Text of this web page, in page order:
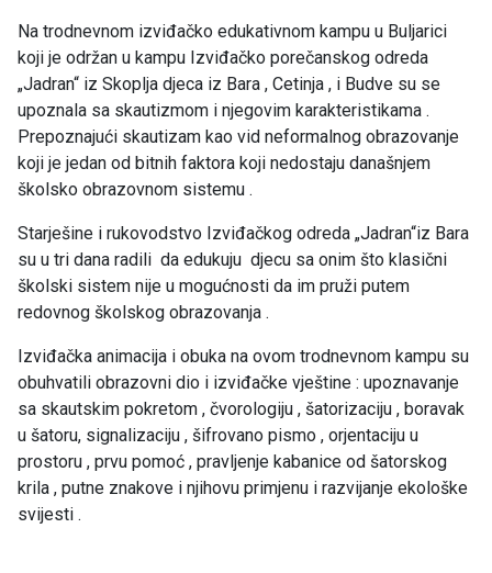
Na trodnevnom izviđačko edukativnom kampu u Buljarici
koji je održan u kampu Izviđačko porečanskog odreda
„Jadran“ iz Skoplja djeca iz Bara , Cetinja , i Budve su se
upoznala sa skautizmom i njegovim karakteristikama .
Prepoznajući skautizam kao vid neformalnog obrazovanje
koji je jedan od bitnih faktora koji nedostaju današnjem
školsko obrazovnom sistemu .
Starješine i rukovodstvo Izviđačkog odreda „Jadran“iz Bara
su u tri dana radili da edukuju djecu sa onim što klasični
školski sistem nije u mogućnosti da im pruži putem
redovnog školskog obrazovanja .
Izviđačka animacija i obuka na ovom trodnevnom kampu su
obuhvatili obrazovni dio i izviđačke vještine : upoznavanje
sa skautskim pokretom , čvorologiju , šatorizaciju , boravak
u šatoru, signalizaciju , šifrovano pismo , orjentaciju u
prostoru , prvu pomoć , pravljenje kabanice od šatorskog
krila , putne znakove i njihovu primjenu i razvijanje ekološke
svijesti .